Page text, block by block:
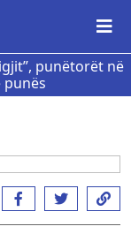
punëtorët në
punës